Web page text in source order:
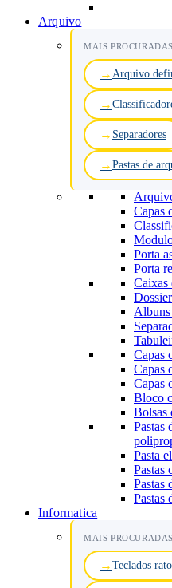
Arquivo
MAIS PROCURADAS
Arquivo
Separadores
Pastas de
Capas
Porta
Porta
Caixas
Dossier
Albuns
Capas
Capas
Capas
Bloco
Bolsas
Pastas
Pasta
Pastas
Pastas
Pastas
Informatica
MAIS PROCURADAS
Teclados